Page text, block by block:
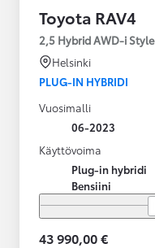
Toyota RAV4
2,5 Hybrid AWD-i Style
Helsinki
PLUG-IN HYBRIDI
Vuosimalli
06-2023
Käyttövoima
Plug-in hybridi
Bensiini
43 990,00 €